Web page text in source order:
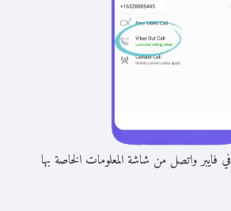
واتصل من شاشة المعلومات الخاصة بها